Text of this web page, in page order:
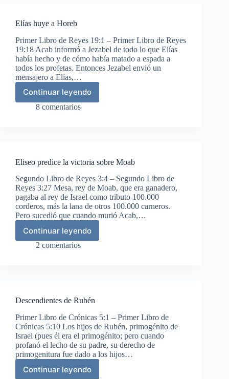
Elías huye a Horeb
Primer Libro de Reyes 19:1 – Primer Libro de Reyes
19:18 Acab informó a Jezabel de todo lo que Elías
había hecho y de cómo había matado a espada a
todos los profetas. Entonces Jezabel envió un
mensajero a Elías,…
Continuar leyendo
Elías
huye
8 comentarios
Eliseo predice la victoria sobre Moab
Segundo Libro de Reyes 3:4 – Segundo Libro de
Reyes 3:27 Mesa, rey de Moab, que era ganadero,
pagaba al rey de Israel como tributo 100.000
corderos, más la lana de otros 100.000 carneros.
Pero sucedió que cuando murió Acab,…
Continuar leyendo
Eliseo
predice
2 comentarios
Descendientes de Rubén
Primer Libro de Crónicas 5:1 – Primer Libro de
Crónicas 5:10 Los hijos de Rubén, primogénito de
Israel (pues él era el primogénito; pero cuando
profanó el lecho de su padre, su derecho de
primogenitura fue dado a los hijos…
Continuar leyendo
Descendientes